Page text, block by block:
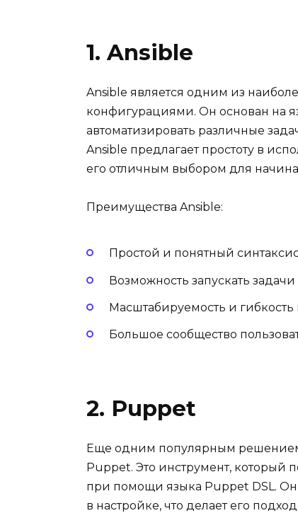
1. Ansible
Ansible является одним из
конфигурациями. Он основан на
автоматизировать различные
Ansible предлагает простоту в
его отличным выбором для
Преимущества Ansible:
Простой и понятный синтаксис
Возможность запускать
Масштабируемость и гибкость
Большое сообщество
2. Puppet
Еще одним популярным
Puppet. Это инструмент, который
при помощи языка Puppet DSL.
в настройке, что делает его